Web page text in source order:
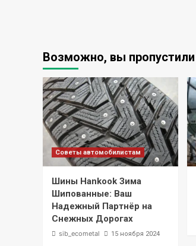
Возможно, вы пропустили
Советы автомобилистам
Шины Hankook Зима
Шипованные: Ваш
Надежный Партнёр на
Снежных Дорогах
sib_ecometal 15 ноября 2024